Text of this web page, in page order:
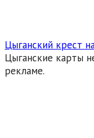
Цыганский крест
Цыганские карты
рекламе.